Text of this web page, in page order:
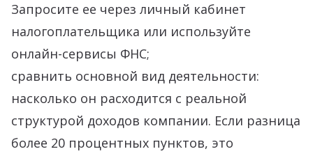
Запросите ее через личный кабинет
налогоплательщика или используйте
онлайн-сервисы ФНС;
сравнить основной вид деятельности:
насколько он расходится с реальной
структурой доходов компании. Если разница
более 20 процентных пунктов, это